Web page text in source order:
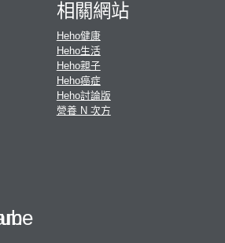
相關網站
Heho健康
Heho生活
Heho親子
Heho癌症
Heho討論版
營養 N 次方